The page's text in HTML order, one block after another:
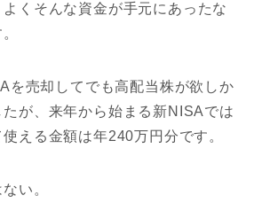
くそんな資金が手元にあったな
を売却してでも高配当株が欲しか
が、来年から始まる新NISAでは
える金額は年240万円分です。
い。